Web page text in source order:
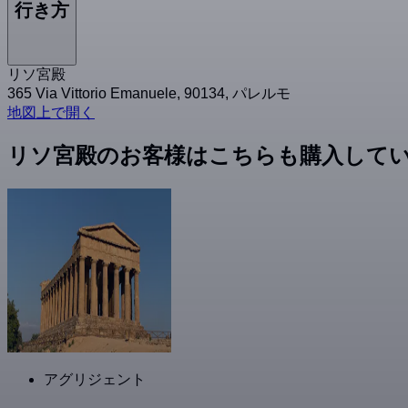
行き方
リソ宮殿
365 Via Vittorio Emanuele, 90134, パレルモ
地図上で開く
リソ宮殿のお客様はこちらも購入して
アグリジェント